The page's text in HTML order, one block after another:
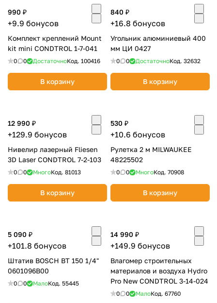
990 ₽
+9.9 бонусов
Комплект креплений Mount
kit mini CONDTROL 1-7-041
0 0 ДостаточноКод. 100416
В корзину
840 ₽
+16.8 бонусов
Угольник алюминиевый 400
мм ЦИ 0427
0 0 ДостаточноКод. 32632
В корзину
12 990 ₽
+129.9 бонусов
Нивелир лазерный Fliesen
3D Laser CONDTROL 7-2-103
0 0 МногоКод. 81013
В корзину
530 ₽
+10.6 бонусов
Рулетка 2 м MILWAUKEE
48225502
0 0 МногоКод. 70908
В корзину
5 090 ₽
+101.8 бонусов
Штатив BOSCH BT 150 1/4"
0601096B00
0 0 МалоКод. 55445
14 990 ₽
+149.9 бонусов
Влагомер строительных
материалов и воздуха Hydro
Pro New CONDTROL 3-14-024
0 0 МалоКод. 67760
об оплате Плайтом
25
раз в 2
раз в 2 недели
Остались вопросы?
8 800 302-02-51